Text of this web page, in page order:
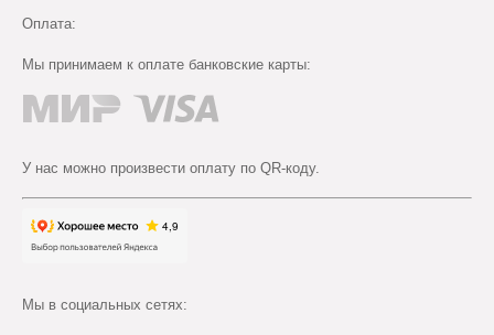
Оплата:
Мы принимаем к оплате банковские карты:
У нас можно произвести оплату по QR-коду.
Мы в социальных сетях: